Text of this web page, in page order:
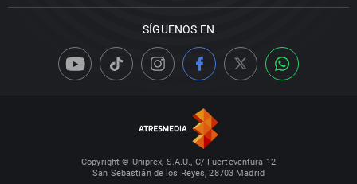
SÍGUENOS EN
Copyright © Uniprex, S.A.U., C/ Fuerteventura 12
San Sebastián de los Reyes, 28703 Madrid